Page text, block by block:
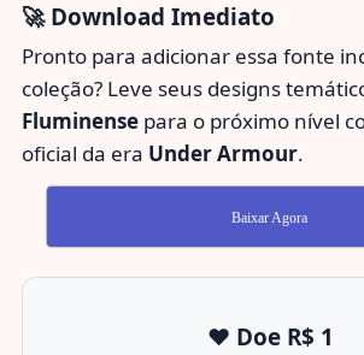
🚀 Download Imediato
Pronto para adicionar essa fonte
coleção? Leve seus designs
Fluminense para o próximo nível
oficial da era Under Armour.
Baixar Agora
❤️ Doe R$ 1